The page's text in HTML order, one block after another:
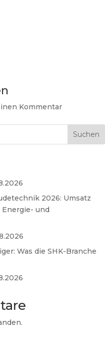
Kommentar
Suchen
2026: Umsatz
und
Was die SHK-Branche